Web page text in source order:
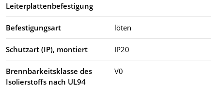
Leiterplattenbefestigung
Befestigungsart löten
Schutzart (IP), montiert IP20
Brennbarkeitsklasse des
Isolierstoffs nach UL94
V0